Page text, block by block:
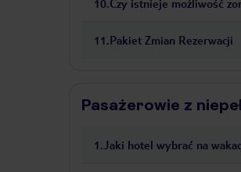
10.Czy istnieje możliwość
11.Pakiet Zmian Rezerwacji
Pasażerowie z
1.Jaki hotel wybrać na